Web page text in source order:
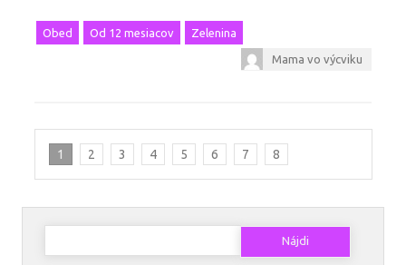
Obed Od 12 mesiacov Zelenina
Mama vo výcviku
1 2 3 4 5 6 7 8
Hľadať: